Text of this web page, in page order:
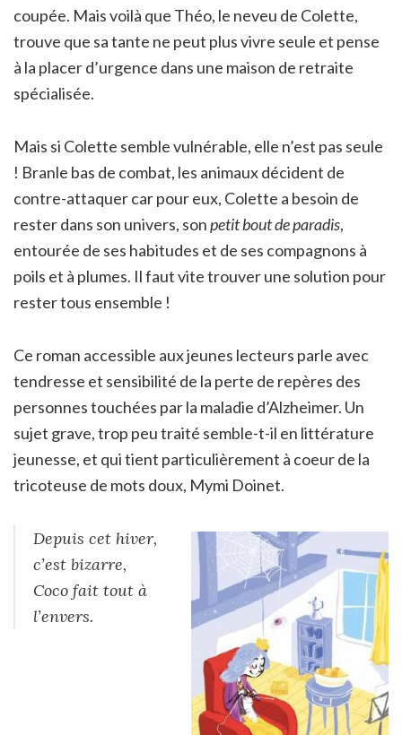
coupée. Mais voilà que Théo, le neveu de Colette,
trouve que sa tante ne peut plus vivre seule et pense
à la placer d’urgence dans une maison de retraite
spécialisée.
Mais si Colette semble vulnérable, elle n’est pas seule
! Branle bas de combat, les animaux décident de
contre-attaquer car pour eux, Colette a besoin de
rester dans son univers, sonpetit bout de paradis,
entourée de ses habitudes et de ses compagnons à
poils et à plumes. Il faut vite trouver une solution pour
rester tous ensemble !
Ce roman accessible aux jeunes lecteurs parle avec
tendresse et sensibilité de la perte de repères des
personnes touchées par la maladie d’Alzheimer. Un
sujet grave, trop peu traité semble-t-il en littérature
jeunesse, et qui tient particulièrement à coeur de la
tricoteuse de mots doux, Mymi Doinet.
Depuis cet hiver,
c’est bizarre,
Coco fait tout à
l’envers.